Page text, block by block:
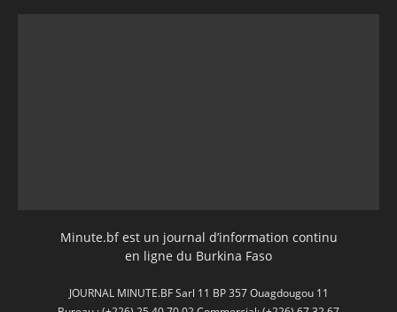
Minute.bf est un journal d’information continu
en ligne du Burkina Faso
JOURNAL MINUTE.BF Sarl 11 BP 357 Ouagdougou 11